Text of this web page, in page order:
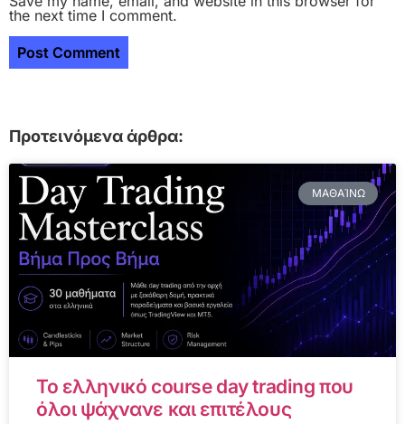
the next time I comment.
Προτεινόμενα άρθρα:
ΜΑΘΑΊΝΩ
Το ελληνικό course day trading που
όλοι ψάχνανε και επιτέλους